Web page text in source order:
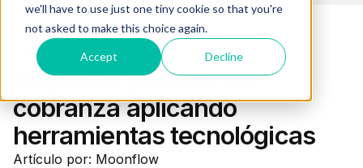
we'll have to use just one tiny cookie so that you're
not asked to make this choice again.
Accept Decline
Cobranzas
Mejora tu proceso de
cobranza aplicando
herramientas tecnológicas
Artículo por: Moonflow